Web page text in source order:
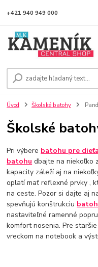
+421 940 949 000
Úvod Školské batohy
Školské
Pri výbere batohu pre
batohu dbajte na niekoľko
kapacity záleží aj na
oplatí mať reflexné prvky ,
na ceste. Pozor si dajte aj
spevňujú konštrukciu
nastaviteľné ramenné
komfort nosenia. Pre
vreckom na notebook a